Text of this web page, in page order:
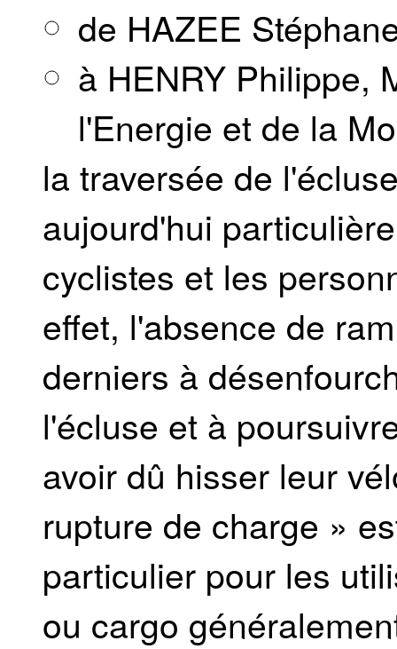
de HAZEE
à HENRY Philippe,
l'Energie et de la
la traversée de
aujourd'hui
cyclistes et les
effet, l'absence de
derniers à
l'écluse et à
avoir dû hisser leur
rupture de charge »
particulier pour les
ou cargo